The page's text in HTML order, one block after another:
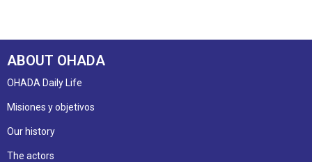
ABOUT OHADA
OHADA Daily Life
Misiones y objetivos
Our history
The actors